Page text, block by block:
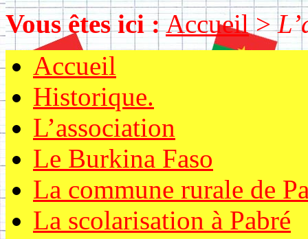
Vous êtes ici :Accueil>
Accueil
Historique.
L’association
Le Burkina Faso
La commune rurale de
La scolarisation à Pabré